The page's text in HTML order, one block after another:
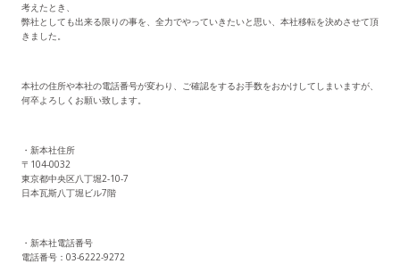
考えたとき、
弊社としても出来る限りの事を、全力でやっていきたいと思い、本社移転を決めさせて頂
きました。
本社の住所や本社の電話番号が変わり、ご確認をするお手数をおかけしてしまいますが、
何卒よろしくお願い致します。
・新本社住所
〒104-0032
東京都中央区八丁堀2-10-7
日本瓦斯八丁堀ビル7階
・新本社電話番号
電話番号：03-6222-9272